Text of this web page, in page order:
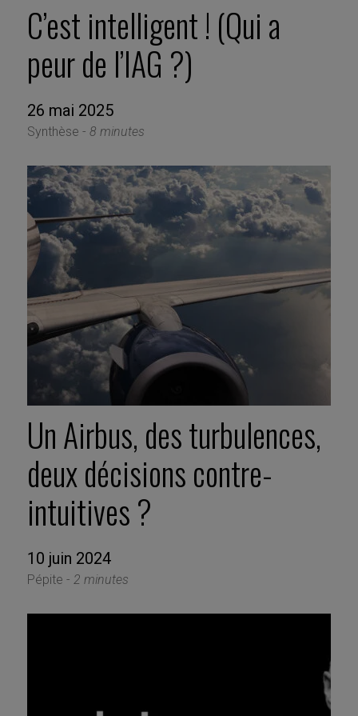
C’est intelligent ! (Qui a
peur de l’IAG ?)
26 mai 2025
Synthèse - 8 minutes
Un Airbus, des turbulences,
deux décisions contre-
intuitives ?
10 juin 2024
Pépite - 2 minutes